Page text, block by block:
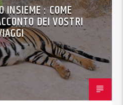
INSIEME : COME
DEI VOSTRI